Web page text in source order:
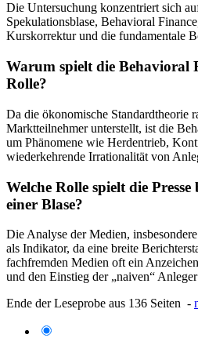
Die Untersuchung konzentriert sich
Spekulationsblase, Behavioral
Kurskorrektur und die fundamentale
Warum spielt die Behavioral
Rolle?
Da die ökonomische Standardtheorie
Marktteilnehmer unterstellt, ist die
um Phänomene wie Herdentrieb,
wiederkehrende Irrationalität von
Welche Rolle spielt die
einer Blase?
Die Analyse der Medien,
als Indikator, da eine breite
fachfremden Medien oft ein
und den Einstieg der „naiven“
Ende der Leseprobe aus 136 Seiten -